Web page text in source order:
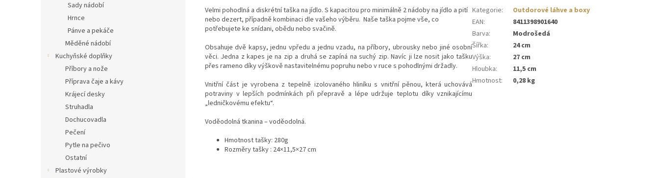
Sady nádobí
Hrnce
Pánve a pekáče
Měděné nádobí
Kuchyňské doplňky
Příbory a nože
Příprava čaje a kávy
Krájecí desky
Struhadla
Dochucovadla
Pečení
Pytle na pečivo
Ostatní
Plastové výrobky
Velmi pohodlná a diskrétní taška na jídlo. S kapacitou pro minimálně 2 nádoby na jídlo a pití
nebo dezert, případně kombinaci dle vašeho výběru. Naše taška pojme vše, co
potřebujete ke snídani, obědu nebo svačině.
Obsahuje dvě kapsy, jednu vpředu a jednu vzadu, na příbory, ubrousky nebo jiné osobní
věci. Jedna z kapes je na zip a druhá se zapíná na suchý zip. Navíc ji lze nosit jako tašku
přes rameno díky výškově nastavitelnému popruhu nebo v ruce s pohodlnými držadly.
Vnitřní část je vyrobena z tepelně izolovaného hliníku s vnitřní pěnou, která uchovává
potraviny v lepších podmínkách při přepravě a lépe udržuje teplotu díky vznikajícímu
„ledničkovému efektu“.
Voděodolná tkanina – voděodolná.
Hmotnost tašky: 280g
Rozměry tašky : 24×11,5×27 cm
Kategorie:
Outdorové láhve a boxy
EAN:
8411398901640
Barva:
Modrošedá
Šířka:
24 cm
Výška:
27 cm
Hloubka:
11,5 cm
Hmotnost: 0,28 kg